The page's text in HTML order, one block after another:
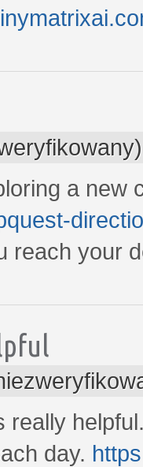
a new
reach your
really
day.